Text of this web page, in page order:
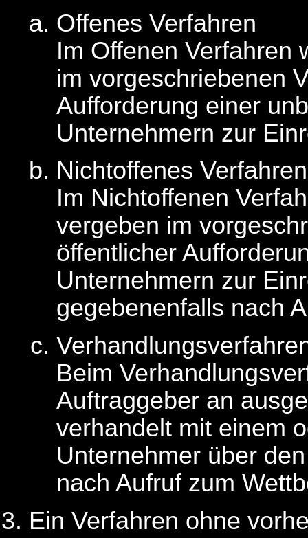
Offenes Verfahren
Im Offenen Verfahren
im vorgeschriebenen
Aufforderung einer
Unternehmern zur
Nichtoffenes Verfahren
Im Nichtoffenen
vergeben im
öffentlicher
Unternehmern zur
gegebenenfalls nach
Beim
Auftraggeber an
verhandelt mit einem
Unternehmer über
nach Aufruf zum
Ein Verfahren ohne